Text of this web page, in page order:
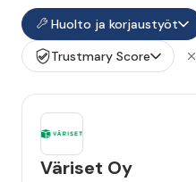
Huolto ja korjaustyöt
Trustmary Score
Väriset Oy